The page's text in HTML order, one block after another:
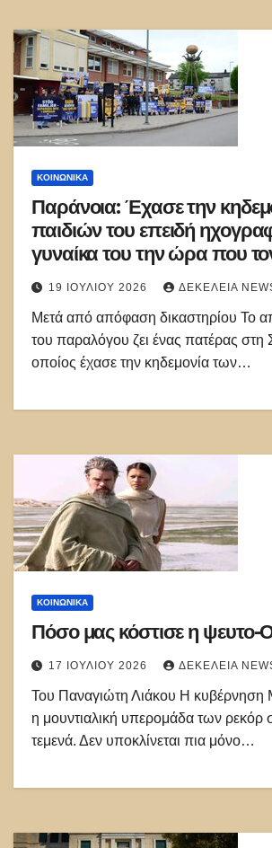
ΚΟΙΝΩΝΙΚΑ
Παράνοια: Έχασε την
παιδιών του επειδή
γυναίκα του την ώρα που
19 ΙΟΥΛΊΟΥ 2026 ΔΕΚΈΛΕΙΑ
Μετά από απόφαση δικαστηρίου Το
του παραλόγου ζει ένας πατέρας στη
οποίος έχασε την κηδεμονία των…
ΚΟΙΝΩΝΙΚΑ
Πόσο μας κόστισε η ψευτο-
17 ΙΟΥΛΊΟΥ 2026 ΔΕΚΈΛΕΙΑ
Του Παναγιώτη Λιάκου Η κυβέρνηση
η μουντιαλική υπερομάδα των ρεκόρ
τεμενά. Δεν υποκλίνεται πια μόνο…